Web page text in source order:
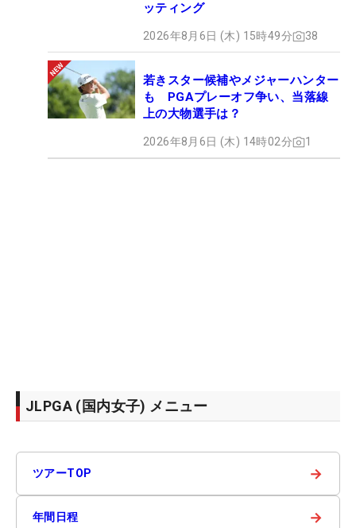
ッティング
2026年8月6日 (木) 15時49分 38
若きスター候補やメジャーハンター
も PGAプレーオフ争い、当落線
上の大物選手は？
2026年8月6日 (木) 14時02分 1
JLPGA (国内女子) メニュー
ツアーTOP →
年間日程 →